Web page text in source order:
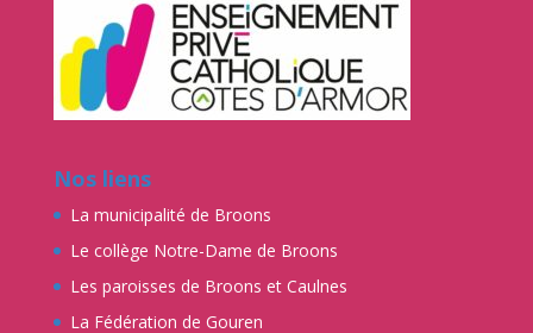
Nos liens
La municipalité de Broons
Le collège Notre-Dame de Broons
Les paroisses de Broons et Caulnes
La Fédération de Gouren